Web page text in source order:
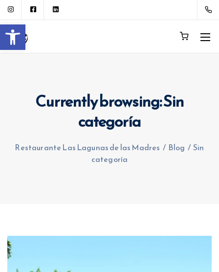
Abrir barra de herramientas
Currently browsing: Sin
categoría
Restaurante Las Lagunas de las Madres / Blog / Sin
categoría